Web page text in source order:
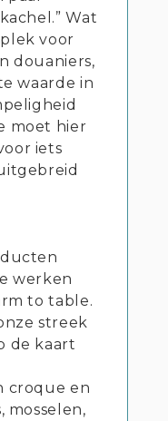
Wat
voor
douaniers,
waarde in
moet hier
iets
werken
to table.
streek
de kaart
croque en
mosselen,